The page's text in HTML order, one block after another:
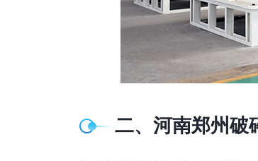
二、河南郑州破